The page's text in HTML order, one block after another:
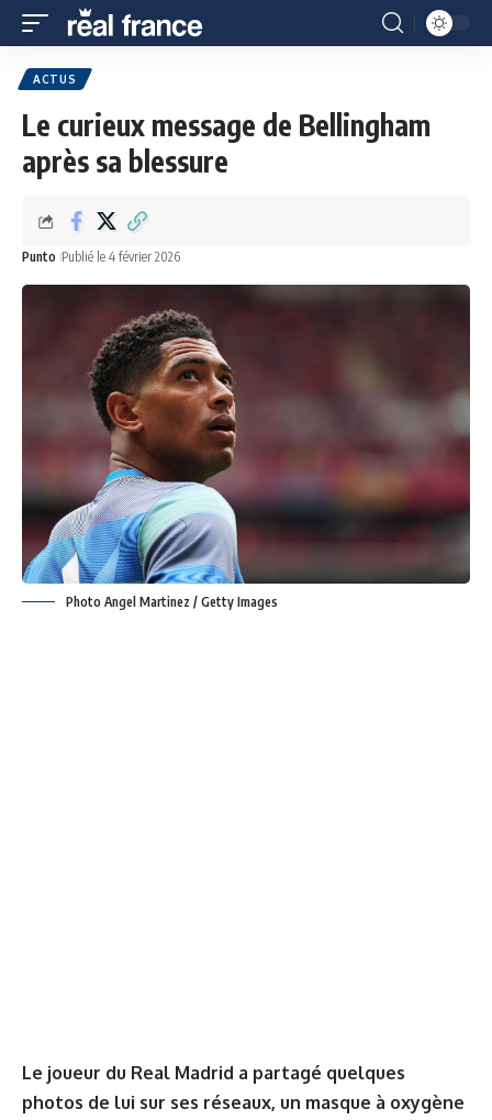
ACTUS
Le curieux message de Bellingham
après sa blessure
Punto Publié le 4 février 2026
Photo Angel Martinez / Getty Images
Le joueur du Real Madrid a partagé quelques
photos de lui sur ses réseaux, un masque à oxygène